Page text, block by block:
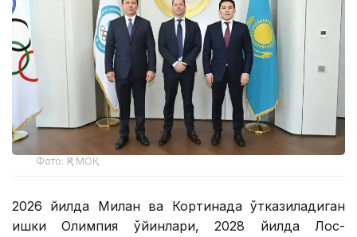
Фото: ҚР МОҚ
2026 йилда Милан ва Кортинада ўтказиладиган
қишки Олимпия ўйинлари, 2028 йилда Лос-